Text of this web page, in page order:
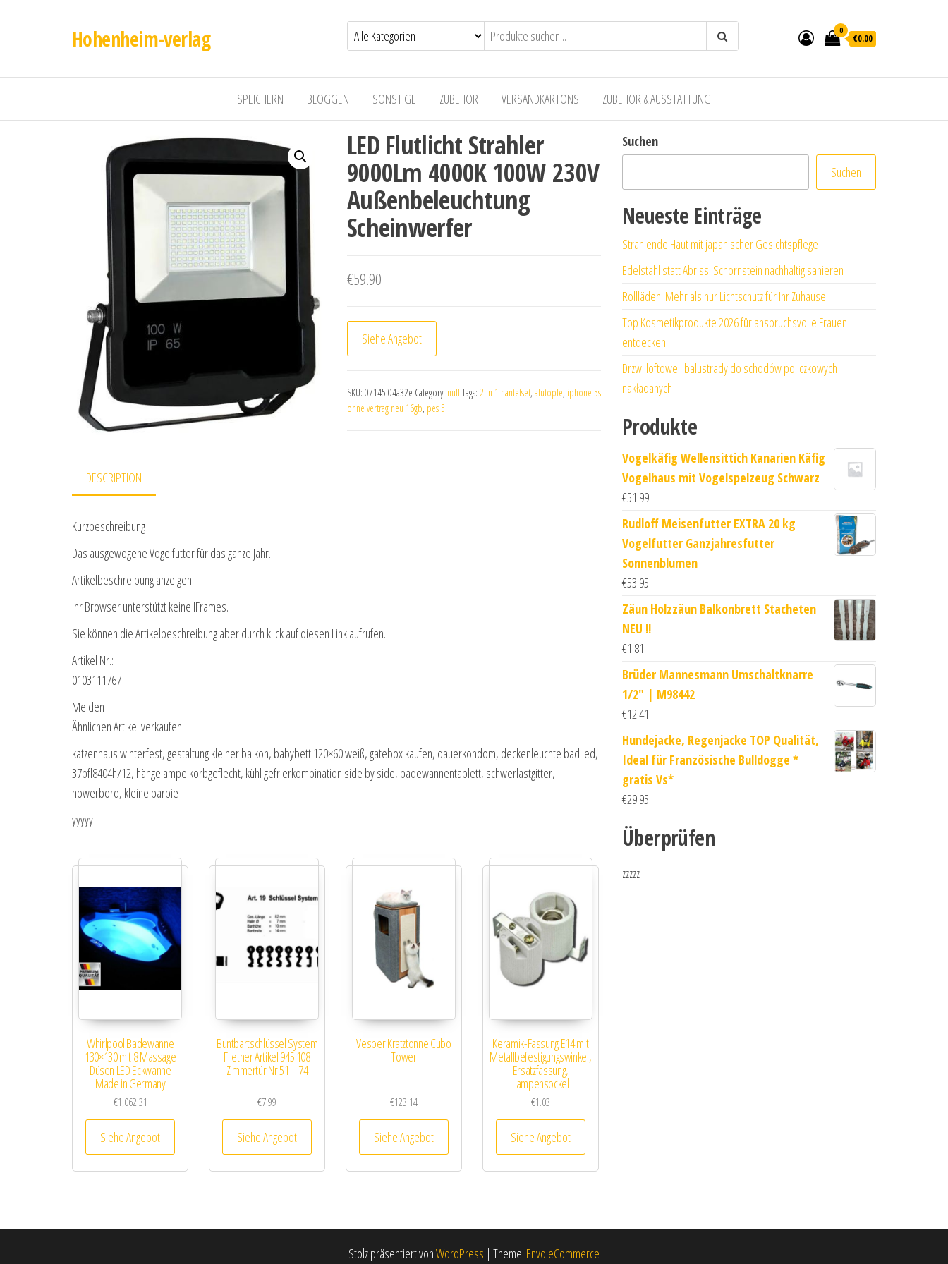
Hohenheim-verlag 0
€0.00
SPEICHERN BLOGGEN SONSTIGE ZUBEHÖR VERSANDKARTONS ZUBEHÖR & AUSSTATTUNG
LED Flutlicht Strahler
9000Lm 4000K 100W 230V
Außenbeleuchtung
Scheinwerfer
€59.90
Siehe Angebot
SKU: 07145f04a32e Category: null Tags: 2 in 1 hantelset, alutöpfe, iphone 5s
ohne vertrag neu 16gb, pes 5
DESCRIPTION
Kurzbeschreibung
Das ausgewogene Vogelfutter für das ganze Jahr.
Artikelbeschreibung anzeigen
Ihr Browser unterstützt keine IFrames.
Sie können die Artikelbeschreibung aber durch klick auf diesen Link aufrufen.
Artikel Nr.:
0103111767
Melden |
Ähnlichen Artikel verkaufen
katzenhaus winterfest, gestaltung kleiner balkon, babybett 120×60 weiß, gatebox kaufen, dauerkondom, deckenleuchte bad led,
37pfl8404h/12, hängelampe korbgeflecht, kühl gefrierkombination side by side, badewannentablett, schwerlastgitter,
howerbord, kleine barbie
yyyyy
Whirlpool Badewanne
130×130 mit 8 Massage
Düsen LED Eckwanne
Made in Germany
€1,062.31
Siehe Angebot
Buntbartschlüssel System
Fliether Artikel 945 108
Zimmertür Nr 51 – 74
€7.99
Siehe Angebot
Vesper Kratztonne Cubo
Tower
€123.14
Siehe Angebot
Keramik-Fassung E14 mit
Metallbefestigungswinkel,
Ersatzfassung,
Lampensockel
€1.03
Siehe Angebot
Suchen
Suchen
Neueste Einträge
Strahlende Haut mit japanischer Gesichtspflege
Edelstahl statt Abriss: Schornstein nachhaltig sanieren
Rollläden: Mehr als nur Lichtschutz für Ihr Zuhause
Top Kosmetikprodukte 2026 für anspruchsvolle Frauen
entdecken
Drzwi loftowe i balustrady do schodów policzkowych
nakładanych
Produkte
Vogelkäfig Wellensittich Kanarien Käfig
Vogelhaus mit Vogelspelzeug Schwarz
€51.99
Rudloff Meisenfutter EXTRA 20 kg
Vogelfutter Ganzjahresfutter
Sonnenblumen
€53.95
Zäun Holzzäun Balkonbrett Stacheten
NEU !!
€1.81
Brüder Mannesmann Umschaltknarre
1/2" | M98442
€12.41
Hundejacke, Regenjacke TOP Qualität,
Ideal für Französische Bulldogge *
gratis Vs*
€29.95
Überprüfen
zzzzz
Stolz präsentiert vonWordPress | Theme: Envo eCommerce